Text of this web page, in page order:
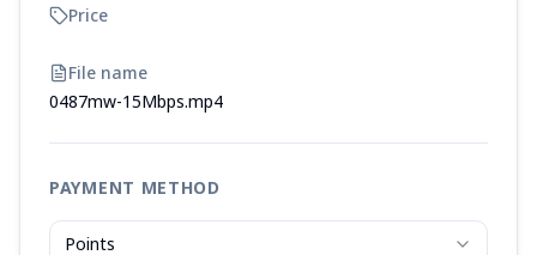
Price
File name
0487mw-15Mbps.mp4
PAYMENT METHOD
Points